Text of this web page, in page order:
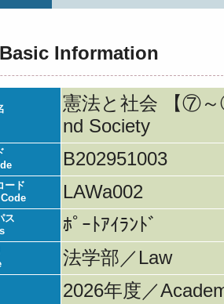
Information
憲法と社会 【⑦
nd Society
B202951003
ード
LAWa002
ス
ﾎﾟｰﾄｱｲﾗﾝﾄﾞ
法学部／Law
2026年度／